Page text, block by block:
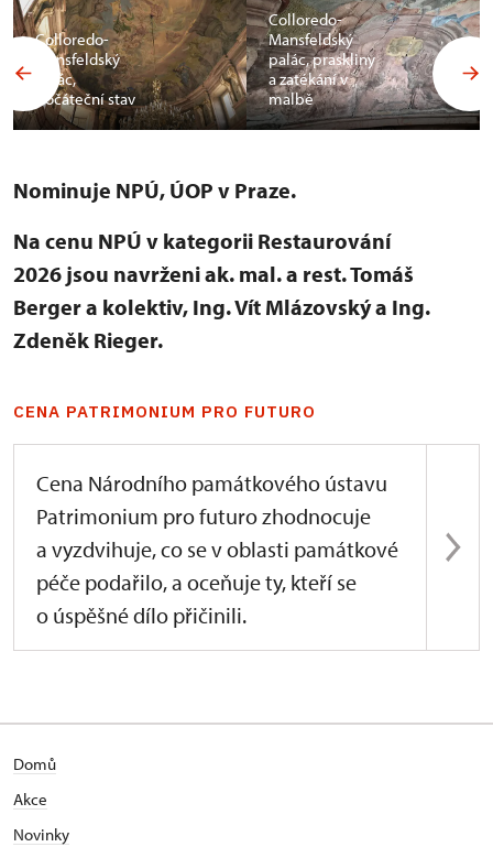
Colloredo-
Mansfeldský
palác,
počáteční stav
Colloredo-
Mansfeldský
palác, praskliny
a zatékání v
malbě
Nominuje NPÚ, ÚOP v Praze.
Na cenu NPÚ v kategorii Restaurování
2026 jsou navrženi ak. mal. a rest. Tomáš
Berger a kolektiv, Ing. Vít Mlázovský a Ing.
Zdeněk Rieger.
CENA PATRIMONIUM PRO FUTURO
Cena Národního památkového ústavu
Patrimonium pro futuro zhodnocuje
a vyzdvihuje, co se v oblasti památkové
péče podařilo, a oceňuje ty, kteří se
o úspěšné dílo přičinili.
Domů
Akce
Novinky